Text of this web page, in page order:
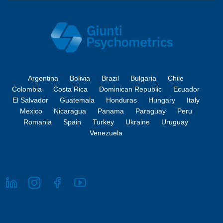
Argentina Bolivia Brazil Bulgaria
Chile
Colombia
Costa Rica Dominican Republic
Ecuador
El Salvador
Guatemala Honduras Hungary
Italy
Mexico
Nicaragua Panama Paraguay
Peru
Romania
Spain Turkey Ukraine
Uruguay
Venezuela